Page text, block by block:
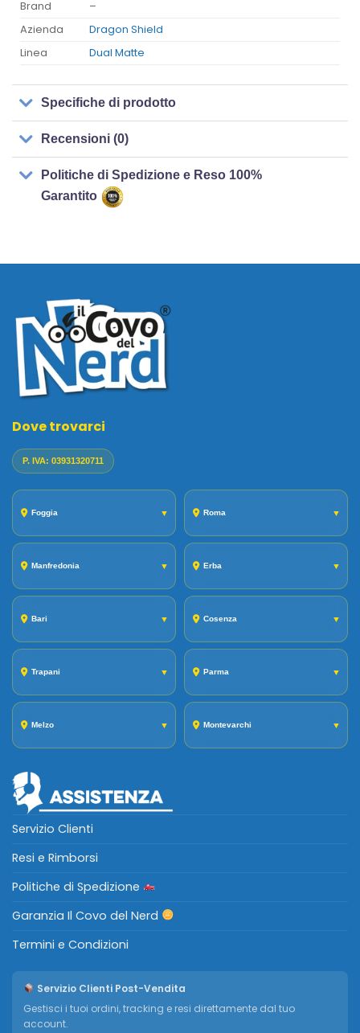
Brand
–
Azienda
Dragon Shield
Linea
Dual Matte
Specifiche di prodotto
Recensioni (0)
Politiche di Spedizione e Reso 100%
Garantito
Dove trovarci
P. IVA: 03931320711
Foggia ▼ Roma ▼
Manfredonia ▼ Erba ▼
Bari ▼ Cosenza ▼
Trapani ▼ Parma ▼
Melzo ▼ Montevarchi ▼
Servizio Clienti
Resi e Rimborsi
Politiche di Spedizione
Garanzia Il Covo del Nerd
Termini e Condizioni
Servizio Clienti Post-Vendita
Gestisci i tuoi ordini, tracking e resi direttamente dal tuo
account.